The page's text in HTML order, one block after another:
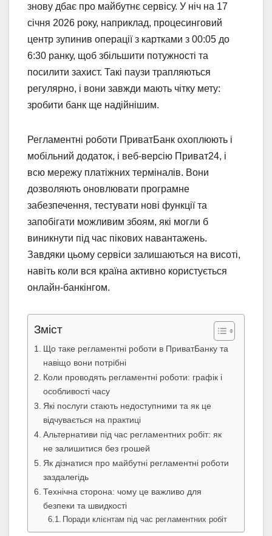
знову дбає про майбутнє сервісу. У ніч на 17
січня 2026 року, наприклад, процесинговий
центр зупинив операції з картками з 00:05 до
6:30 ранку, щоб збільшити потужності та
посилити захист. Такі паузи трапляються
регулярно, і вони завжди мають чітку мету:
зробити банк ще надійнішим.
Регламентні роботи ПриватБанк охоплюють і
мобільний додаток, і веб-версію Приват24, і
всю мережу платіжних терміналів. Вони
дозволяють оновлювати програмне
забезпечення, тестувати нові функції та
запобігати можливим збоям, які могли б
виникнути під час пікових навантажень.
Завдяки цьому сервіси залишаються на висоті,
навіть коли вся країна активно користується
онлайн-банкінгом.
Зміст
Що таке регламентні роботи в ПриватБанку та
навіщо вони потрібні
Коли проводять регламентні роботи: графік і
особливості часу
Які послуги стають недоступними та як це
відчувається на практиці
Альтернативи під час регламентних робіт: як
не залишитися без грошей
Як дізнатися про майбутні регламентні роботи
заздалегідь
Технічна сторона: чому це важливо для
безпеки та швидкості
Поради клієнтам під час регламентних робіт